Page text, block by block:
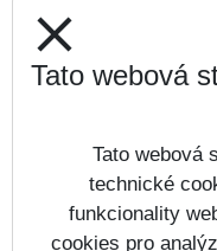
28.10.
Den vzniku
Út
Štědrý den
close
Tato webová
Tato webová
technické
funkcionality
cookies pro